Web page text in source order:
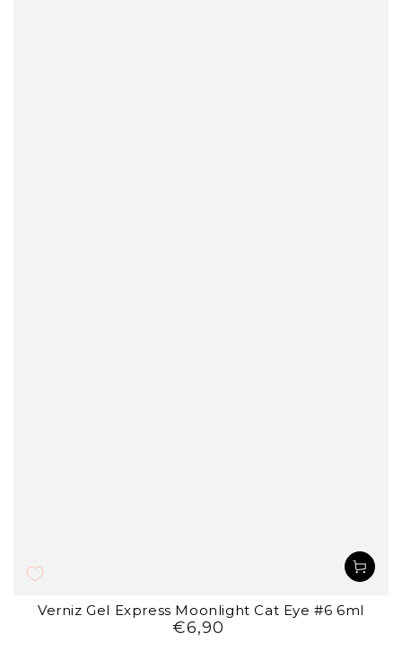
Verniz Gel Express Moonlight Cat Eye #6 6ml
Preço
€6,90